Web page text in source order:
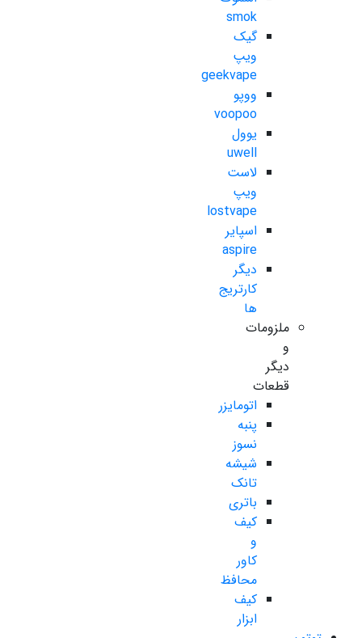
smok
گیک
ویپ
geekvape
ووپو
voopoo
یوول
uwell
لاست
ویپ
lostvape
اسپایر
aspire
دیگر
کارتریج
ها
ملزومات
و
دیگر
قطعات
اتومایزر
پنبه
نسوز
شیشه
تانک
باتری
کیف
و
کاور
محافظ
کیف
ابزار